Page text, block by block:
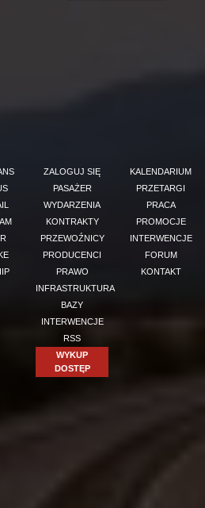
ZALOGUJ SIĘ
PASAŻER
WYDARZENIA
KONTRAKTY
PRZEWOŹNICY
PRODUCENCI
PRAWO
INFRASTRUKTURA
BAZY
INTERWENCJE
RSS
WYKUP
DOSTĘP
KALENDARIUM
PRZETARGI
PRACA
PROMOCJE
INTERWENCJE
FORUM
KONTAKT